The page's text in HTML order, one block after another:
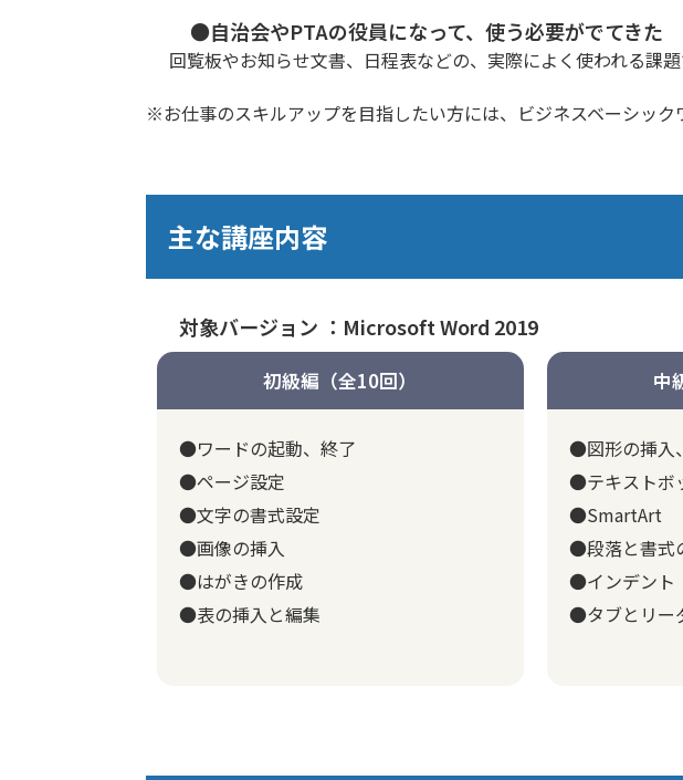
●自治会やPTAの役員になって、使う必要がでてきた
回覧板やお知らせ文書、日程表などの、実際によく使われる課題
※お仕事のスキルアップを目指したい方には、 ビジネスベーシッ
主な講座内容
対象バージョン ：Microsoft Word 2019
初級編（全10回）
●ワードの起動、終了
●ページ設定
●文字の書式設定
●画像の挿入
●はがきの作成
●表の挿入と編集
中
●図形の挿入
●テキストボ
●SmartArt
●段落と書式
●インデント
●タブとリー